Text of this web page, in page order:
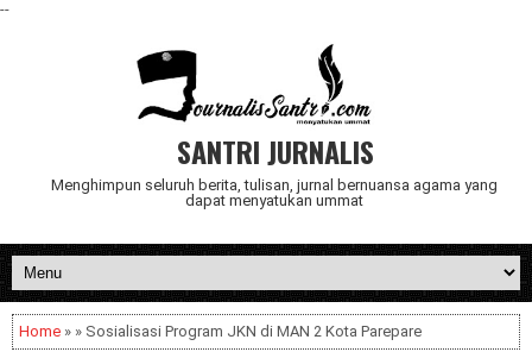
--
SANTRI JURNALIS
Menghimpun seluruh berita, tulisan, jurnal bernuansa agama yang
dapat menyatukan ummat
Home » » Sosialisasi Program JKN di MAN 2 Kota Parepare